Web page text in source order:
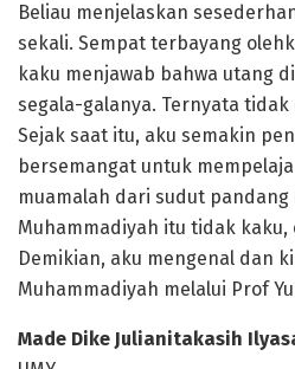
Beliau menjelaskan
sekali. Sempat terbayang
kaku menjawab bahwa utang
segala-galanya. Ternyata
Sejak saat itu, aku semakin
bersemangat untuk
muamalah dari sudut pandang
Muhammadiyah itu tidak kaku,
Demikian, aku mengenal dan
Muhammadiyah melalui Prof
Made Dike Julianitakasih